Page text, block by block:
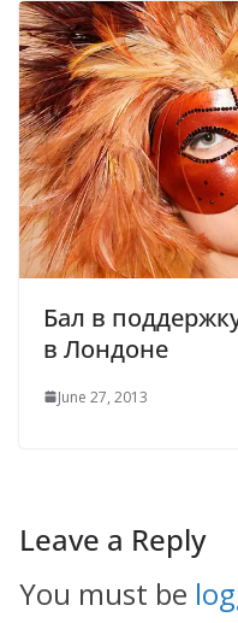
Бал в
в Лондоне
June 27, 2013
Leave a Reply
You must be